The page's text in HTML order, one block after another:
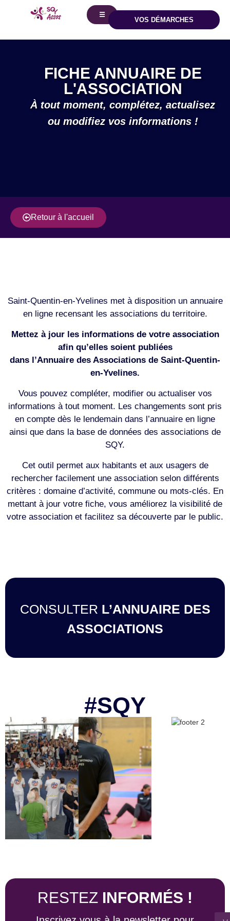
☰
VOS DÉMARCHES
FICHE ANNUAIRE DE
L'ASSOCIATION
À tout moment, complétez, actualisez
ou modifiez vos informations !
Retour à l'accueil
Saint-Quentin-en-Yvelines met à disposition un annuaire
en ligne recensant les associations du territoire.
Mettez à jour les informations de votre association
afin qu’elles soient publiées
dans l’Annuaire des Associations de Saint-Quentin-
en-Yvelines.
Vous pouvez compléter, modifier ou actualiser vos
informations à tout moment. Les changements sont pris
en compte dès le lendemain dans l’annuaire en ligne
ainsi que dans la base de données des associations de
SQY.
Cet outil permet aux habitants et aux usagers de
rechercher facilement une association selon différents
critères : domaine d’activité, commune ou mots-clés. En
mettant à jour votre fiche, vous améliorez la visibilité de
votre association et facilitez sa découverte par le public.
CONSULTER L’ANNUAIRE DES
ASSOCIATIONS
#SQY
RESTEZ INFORMÉS !